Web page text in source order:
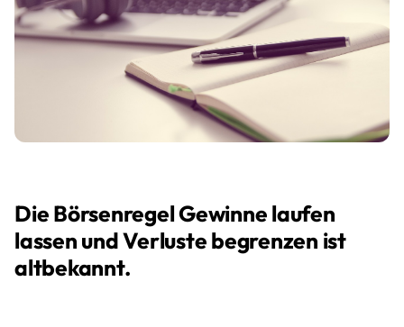
Die Börsenregel Gewinne laufen
lassen und Verluste begrenzen ist
altbekannt.